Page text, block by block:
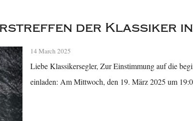
der Klassiker
14 March 2025
Liebe Klassikersegler, Zur Einstimmung auf die
einladen: Am Mittwoch, den 19. März 2025 um